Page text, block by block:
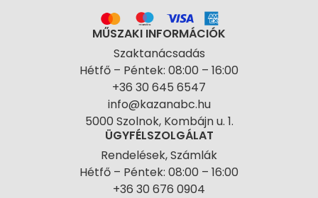
MŰSZAKI INFORMÁCIÓK
Szaktanácsadás
Hétfő – Péntek: 08:00 – 16:00
+36 30 645 6547
info@kazanabc.hu
5000 Szolnok, Kombájn u. 1.
ÜGYFÉLSZOLGÁLAT
Rendelések, Számlák
Hétfő – Péntek: 08:00 – 16:00
+36 30 676 0904